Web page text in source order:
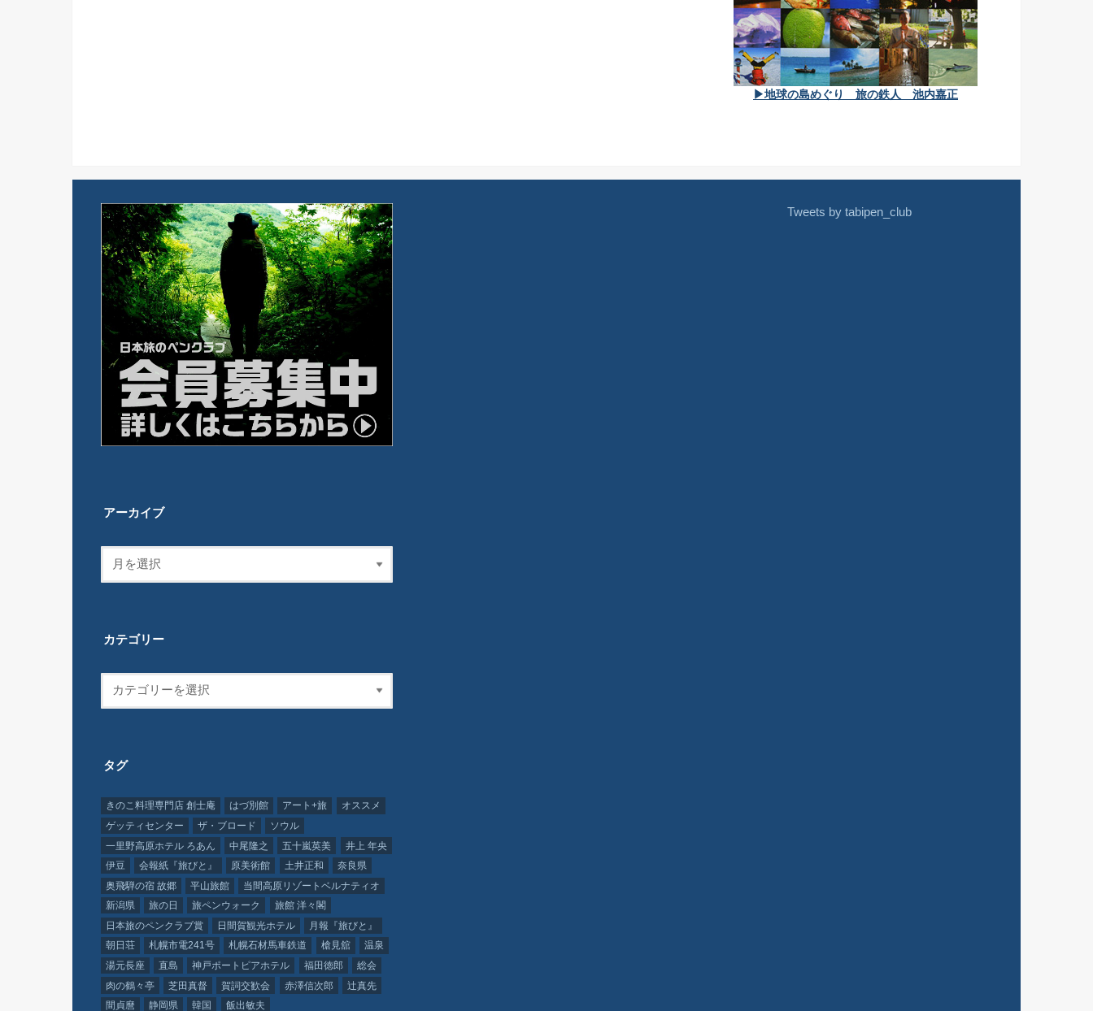
▶地球の島めぐり 旅の鉄人 池内嘉正
アーカイブ
カテゴリー
タグ
きのこ料理専門店 創士庵 はづ別館 アート+旅
オススメ
ゲッティセンター
ザ・ブロード
ソウル
一里野高原ホテル ろあん
中尾隆之 五十嵐英美
井上 年央
伊豆
会報紙『旅びと』 原美術館 土井正和
奈良県
奥飛騨の宿 故郷
平山旅館
当間高原リゾートベルナティオ
新潟県
旅の日 旅ペンウォーク
旅館 洋々閣
日本旅のペンクラブ賞
日間賀観光ホテル
月報『旅びと』
朝日荘
札幌市電241号 札幌石材馬車鉄道 槍見舘
温泉
湯元長座
直島 神戸ポートピアホテル 福田徳郎
総会
肉の鶴々亭
芝田真督 賀詞交歓会 赤澤信次郎
辻真先
間貞麿
静岡県 韓国 飯出敏夫
Tweets by tabipen_club